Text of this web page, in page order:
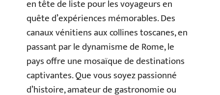
en tête de liste pour les voyageurs en
quête d’expériences mémorables. Des
canaux vénitiens aux collines toscanes, en
passant par le dynamisme de Rome, le
pays offre une mosaïque de destinations
captivantes. Que vous soyez passionné
d’histoire, amateur de gastronomie ou